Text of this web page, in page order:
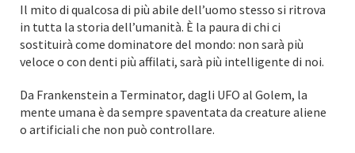
Il mito di qualcosa di più abile dell’uomo stesso si ritrova
in tutta la storia dell’umanità. È la paura di chi ci
sostituirà come dominatore del mondo: non sarà più
veloce o con denti più affilati, sarà più intelligente di noi.
Da Frankenstein a Terminator, dagli UFO al Golem, la
mente umana è da sempre spaventata da creature aliene
o artificiali che non può controllare.